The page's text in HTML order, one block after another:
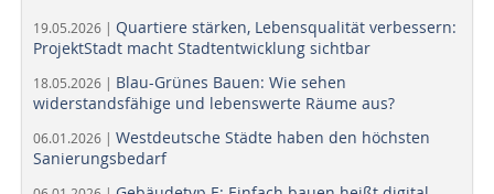
19.05.2026 | Quartiere stärken, Lebensqualität verbessern:
ProjektStadt macht Stadtentwicklung sichtbar
18.05.2026 | Blau-Grünes Bauen: Wie sehen
widerstandsfähige und lebenswerte Räume aus?
06.01.2026 | Westdeutsche Städte haben den höchsten
Sanierungsbedarf